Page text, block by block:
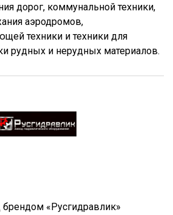
дорог, коммунальной техники,
аэродромов,
техники и техники для
рудных и нерудных материалов.
«Русгидравлик»